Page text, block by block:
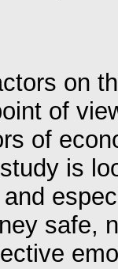
on
of
of
is
safe,